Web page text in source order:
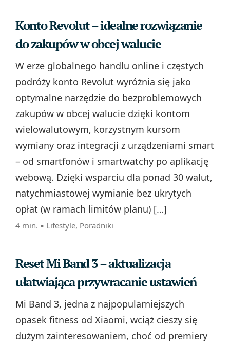
Konto Revolut – idealne rozwiązanie
do zakupów w obcej walucie
W erze globalnego handlu online i częstych
podróży konto Revolut wyróżnia się jako
optymalne narzędzie do bezproblemowych
zakupów w obcej walucie dzięki kontom
wielowalutowym, korzystnym kursom
wymiany oraz integracji z urządzeniami smart
– od smartfonów i smartwatchy po aplikację
webową. Dzięki wsparciu dla ponad 30 walut,
natychmiastowej wymianie bez ukrytych
opłat (w ramach limitów planu) […]
4 min. ▪ Lifestyle, Poradniki
Reset Mi Band 3 – aktualizacja
ułatwiająca przywracanie ustawień
Mi Band 3, jedna z najpopularniejszych
opasek fitness od Xiaomi, wciąż cieszy się
dużym zainteresowaniem, choć od premiery